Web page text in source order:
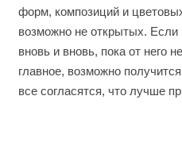
форм, композиций и
возможно не открытых. Если
вновь и вновь, пока от него
главное, возможно
все согласятся, что лучше